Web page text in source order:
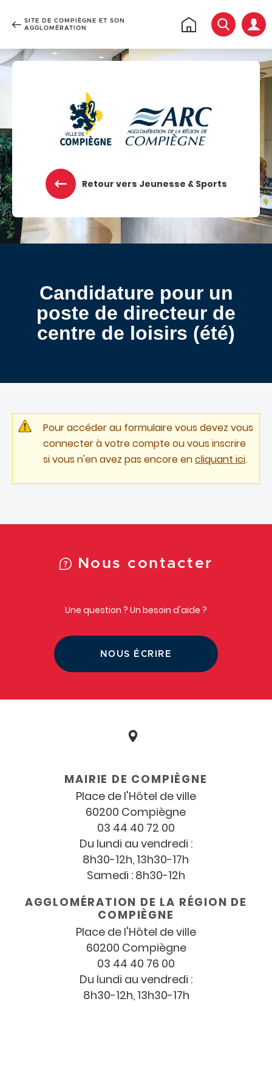
SITE DE COMPIÈGNE ET SON
AGGLOMÉRATION
Retour
l'accueil
Rechercher
Retour vers Jeunesse & Sports
Candidature pour un
poste de directeur de
centre de loisirs (été)
Pour accéder au formulaire vous devez vous
connecter à votre compte ou vous inscrire
si vous n'en avez pas encore encliquant ici.
Coordonnées
horaires
MAIRIE DE COMPIÈGNE
Place de l'Hôtel de ville
60200 Compiègne
03 44 40 72 00
Du lundi au vendredi :
8h30-12h, 13h30-17h
Samedi : 8h30-12h
AGGLOMÉRATION DE LA RÉGION DE
COMPIÈGNE
Place de l'Hôtel de ville
60200 Compiègne
03 44 40 76 00
Du lundi au vendredi :
8h30-12h, 13h30-17h
Nous contacter
Une question ? Un besoin d'aide ?
NOUS ÉCRIRE